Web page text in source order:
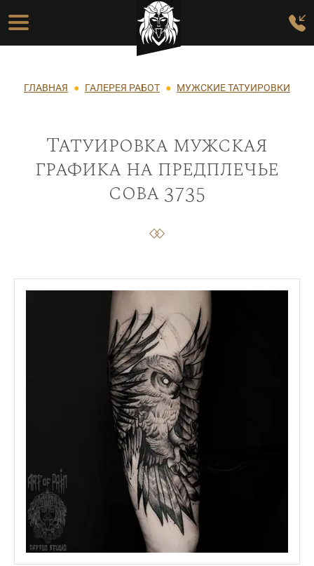
Перейти к основному содержанию
Основная навигация
Строка навигации
ГЛАВНАЯ ГАЛЕРЕЯ РАБОТ МУЖСКИЕ ТАТУИРОВКИ
Татуировка мужская
графика на предплечье
сова 3735